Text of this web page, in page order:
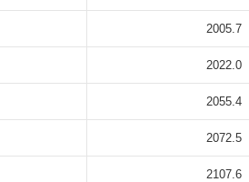
2005.7
2022.0
2055.4
2072.5
2107.6